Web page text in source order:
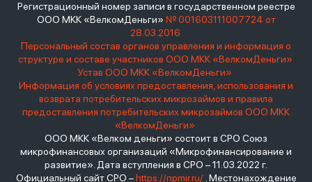
Регистрационный номер записи в государственном реестре
ООО МКК «ВелкомДеньги» № 001603111007724 от
28.03.2016
Персональный состав органов управления и информация о
структуре и составе участников ООО МКК «ВелкомДеньги»
Устав ООО МКК «ВелкомДеньги»
Информация об условиях предоставления, использования и
возврата потребительских микрозаймов и правила
предоставления потребительских микрозаймов ООО МКК
«ВелкомДеньги»
ООО МКК «Велком деньги» состоит в СРО Союз
микрофинансовых организаций «Микрофинансирование и
развитие». Дата вступления в СРО – 11.03.2022 г.
Официальный сайт СРО –https://npmir.ru/. Местонахождение